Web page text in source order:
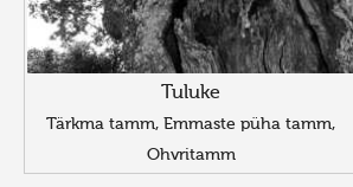
Tuluke
Tärkma tamm, Emmaste püha tamm,
Ohvritamm